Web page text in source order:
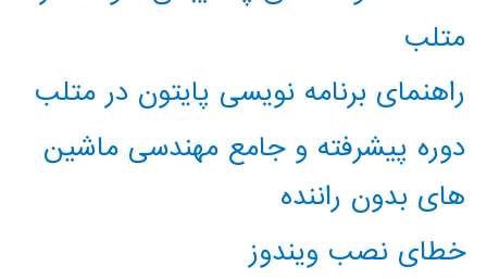
متلب
راهنمای برنامه نویسی پایتون در متلب
دوره پیشرفته و جامع مهندسی ماشین
های بدون راننده
خطای نصب ویندوز